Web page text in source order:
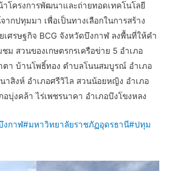
โครงการพัฒนาและถ่ายทอดเทคโนโลยี
ากปทุมมา เพื่อเป็นทางเลือกในการสร้าง
เศรษฐกิจ BCG จังหวัดบึงกาฬ ลงพื้นที่ให้คำ
ม สวนของเกษตรกรเครือข่าย 5 อำเภอ
ตา บ้านโพธิ์ทอง ตำบลโนนสมบูรณ์ อำเภอ
าสิงห์ อำเภอศรีวิไล สวนน้อยหญิง อำเภอ
อบุ่งคล้า ไร่เพชรนาคา อำเภอบึงโขงหลง
งกาฬ#มหาวิทยาลัยราชภัฏอุดรธานี#ปทุม